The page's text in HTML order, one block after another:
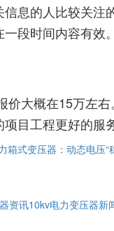
息的人比较关注
段时间内容有效
价大概在15万左
目工程更好的服
箱式变压器：动态电压“
资讯10kv电力变压器新